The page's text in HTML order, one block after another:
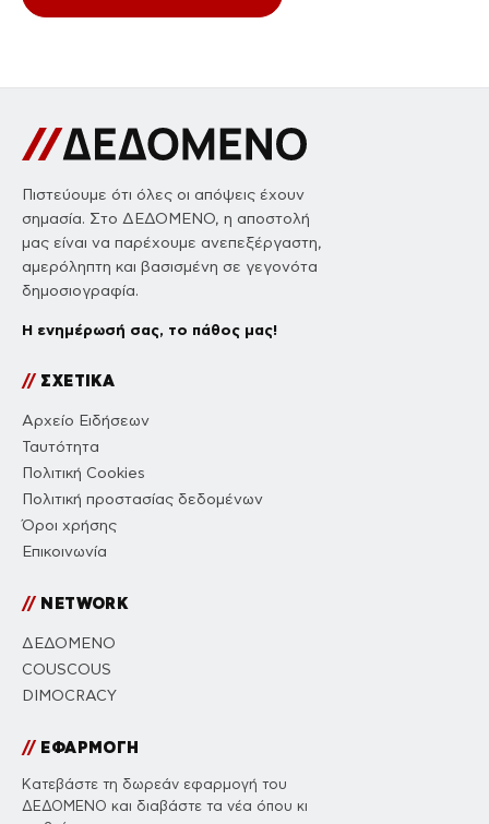
Πιστεύουμε ότι όλες οι απόψεις έχουν
σημασία. Στο ΔΕΔΟΜΕΝΟ, η αποστολή
μας είναι να παρέχουμε ανεπεξέργαστη,
αμερόληπτη και βασισμένη σε γεγονότα
δημοσιογραφία.
Η ενημέρωσή σας, το πάθος μας!
//ΣΧΕΤΙΚΑ
Αρχείο Ειδήσεων
Ταυτότητα
Πολιτική Cookies
Πολιτική προστασίας δεδομένων
Όροι χρήσης
Επικοινωνία
//NETWORK
ΔΕΔΟΜΕΝΟ
COUSCOUS
DIMOCRACY
//ΕΦΑΡΜΟΓΗ
Κατεβάστε τη δωρεάν εφαρμογή του
ΔΕΔΟΜΕΝΟ και διαβάστε τα νέα όπου κι